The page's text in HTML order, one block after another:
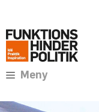
innehåll
Meny